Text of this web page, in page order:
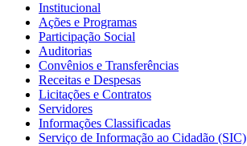
Institucional
Ações e Programas
Participação Social
Auditorias
Convênios e Transferências
Receitas e Despesas
Licitações e Contratos
Servidores
Informações Classificadas
Serviço de Informação ao Cidadão (SIC)